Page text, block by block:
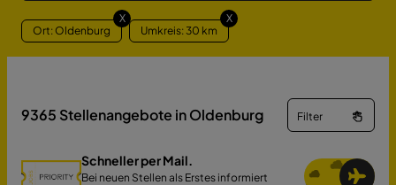
Ort: Oldenburg
X
Umkreis: 30 km
X
9365 Stellenangebote in Oldenburg Filter
Schneller per Mail.
Bei neuen Stellen als Erstes informiert